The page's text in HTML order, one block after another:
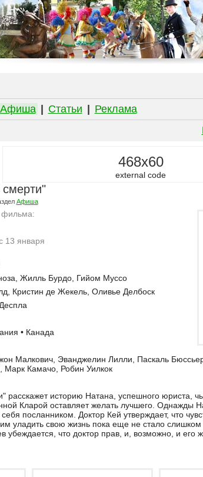
Афиша Статьи
Реклама
468x60
external code
Афиша
фильма:
13 января
Жилль Бурдо, Гийом Муссо
Кристин де Жекель, Оливье Делбоск
• Канада
Малкович, Эванджелин Лилли, Паскаль
Марк Камачо, Робин Уилкок
расскажет историю Натана, успешного юриста,
Кларой оставляет желать лучшего. Однажды
посланником. Доктор Кей утверждает, что
уладить свою жизнь пока еще не стало
убеждается, что доктор прав, и, возможно, и его